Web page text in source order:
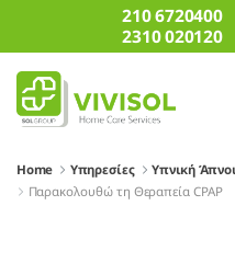
Skip to Main Content210 6720400
2310 020120
Home Υπηρεσίες Υπνική
Παρακολουθώ τη Θεραπεία CPAP